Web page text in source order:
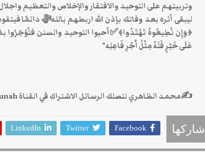
وتربيتهم على التوحيد والافتقار والإخلاص والتعظيم
ليبقى أثره بعد وفاتك بإذن الله اربطهم باللهﷻ دائمًا
﴿وَإِن تُطِيعُوهُ تَهْتَدُوا﴾✅أحيوا التوحيد والسنن
عَلَى خَيْرٍ فَلَهُ مِثْلُ أَجْرِ فَاعِلِه”
✍محمد الظاهري لتصلك الرسائل الاشتراك في القناة https://t.me/sunah
شاركها Facebook
Twitter
LinkedIn